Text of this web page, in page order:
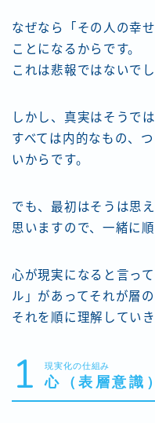
なぜなら「その人の幸
ことになるからです。
これは悲報ではないで
しかし、真実はそうで
すべては内的なもの、
いからです。
でも、最初はそうは思
思いますので、一緒に
心が現実になると言っ
ル」があってそれが層
それを順に理解していき
1 現実化の仕組み
心（表層意識